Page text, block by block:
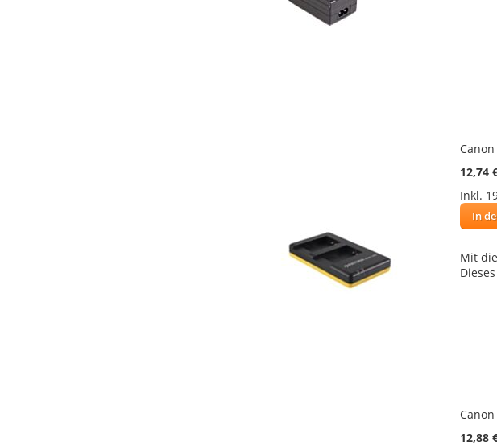
12,74
Inkl.
In
Mit
12,88